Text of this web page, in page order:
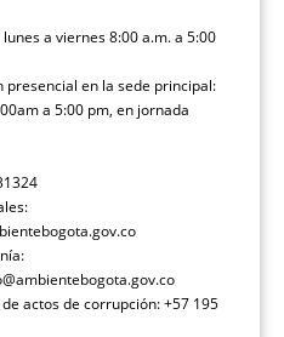
a viernes 8:00 a.m. a 5:00
presencial en la sede principal:
a 5:00 pm, en jornada
actos de corrupción: +57 195